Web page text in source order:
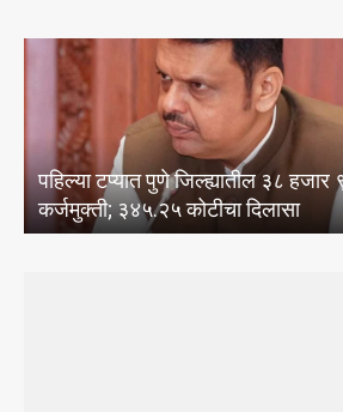
पंढरपूर यात्रेचे नियोजन ठरले
यांचा राजा माने यांच्या हस्ते